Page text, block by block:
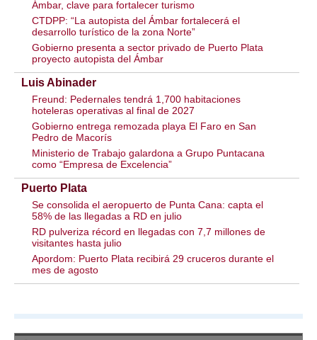
Ámbar, clave para fortalecer turismo
CTDPP: “La autopista del Ámbar fortalecerá el
desarrollo turístico de la zona Norte”
Gobierno presenta a sector privado de Puerto Plata
proyecto autopista del Ámbar
Luis Abinader
Freund: Pedernales tendrá 1,700 habitaciones
hoteleras operativas al final de 2027
Gobierno entrega remozada playa El Faro en San
Pedro de Macorís
Ministerio de Trabajo galardona a Grupo Puntacana
como “Empresa de Excelencia”
Puerto Plata
Se consolida el aeropuerto de Punta Cana: capta el
58% de las llegadas a RD en julio
RD pulveriza récord en llegadas con 7,7 millones de
visitantes hasta julio
Apordom: Puerto Plata recibirá 29 cruceros durante el
mes de agosto